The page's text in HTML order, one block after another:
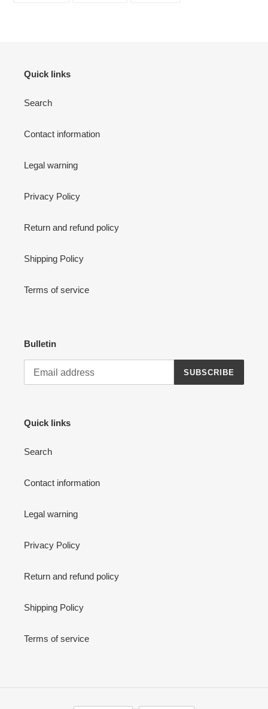
Quick links
Search
Contact information
Legal warning
Privacy Policy
Return and refund policy
Shipping Policy
Terms of service
Bulletin
SUBSCRIBE
Quick links
Search
Contact information
Legal warning
Privacy Policy
Return and refund policy
Shipping Policy
Terms of service